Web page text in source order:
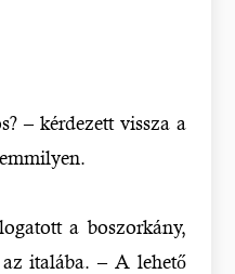
– kérdezett vissza a
a boszorkány,
italába. – A lehető